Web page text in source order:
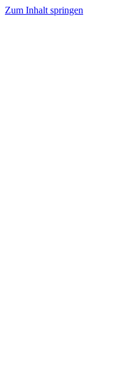
Zum Inhalt springen